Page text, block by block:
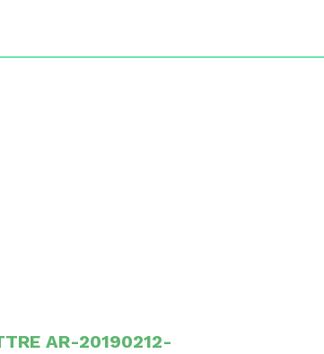
AR-20190212-